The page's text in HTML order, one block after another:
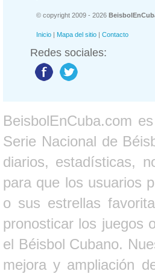
© copyright 2009 - 2026
Inicio | Mapa del sitio | Contacto
Redes sociales:
BeisbolEnCuba.com
Serie Nacional de
diarios, estadísticas,
para que los usuarios
o sus estrellas
pronosticar los juegos
el Béisbol Cubano.
mejora y ampliación